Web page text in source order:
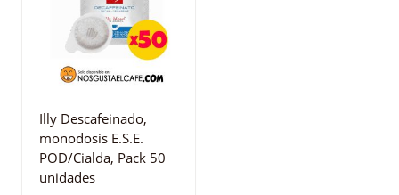
Illy Descafeinado,
monodosis E.S.E.
POD/Cialda, Pack 50
unidades